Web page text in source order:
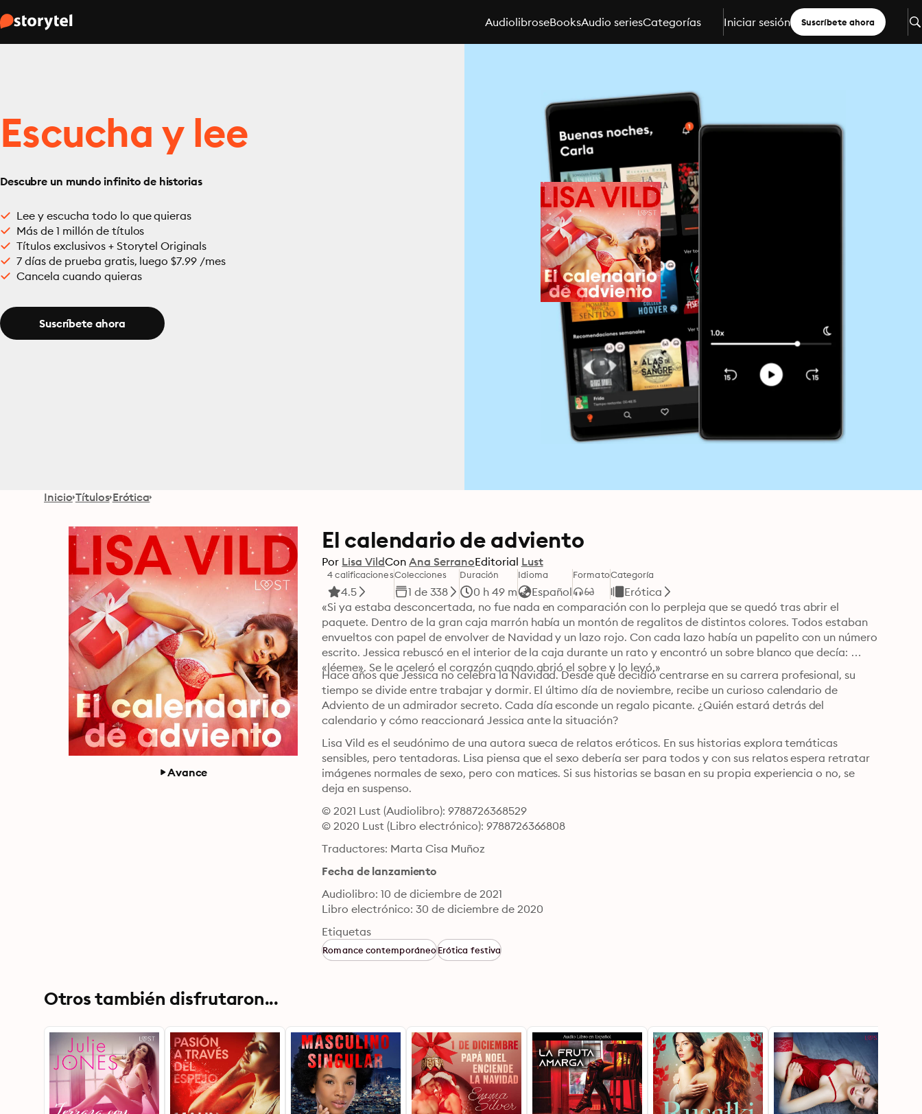
AudiolibroseBooksAudio seriesCategorías Iniciar sesión Suscríbete ahora
Escucha y lee
Descubre un mundo infinito de historias
Lee y escucha todo lo que quieras
Más de 1 millón de títulos
Títulos exclusivos + Storytel Originals
7 días de prueba gratis, luego $7.99 /mes
Cancela cuando quieras
Suscríbete ahora
Inicio Títulos Erótica
Avance
El calendario de adviento
Por Lisa VildCon Ana SerranoEditorial Lust
4 calificaciones
4.5
Colecciones
1 de 338
Duración
0 h 49 m
Idioma
Español
FormatoCategoría
Erótica
«Si ya estaba desconcertada, no fue nada en comparación con lo perpleja que se quedó tras abrir el
paquete. Dentro de la gran caja marrón había un montón de regalitos de distintos colores. Todos estaban
envueltos con papel de envolver de Navidad y un lazo rojo. Con cada lazo había un papelito con un número
escrito. Jessica rebuscó en el interior de la caja durante un rato y encontró un sobre blanco que decía:
«léeme». Se le aceleró el corazón cuando abrió el sobre y lo leyó.»
Hace años que Jessica no celebra la Navidad. Desde que decidió centrarse en su carrera profesional, su
tiempo se divide entre trabajar y dormir. El último día de noviembre, recibe un curioso calendario de
Adviento de un admirador secreto. Cada día esconde un regalo picante. ¿Quién estará detrás del
calendario y cómo reaccionará Jessica ante la situación?
Lisa Vild es el seudónimo de una autora sueca de relatos eróticos. En sus historias explora temáticas
sensibles, pero tentadoras. Lisa piensa que el sexo debería ser para todos y con sus relatos espera retratar
imágenes normales de sexo, pero con matices. Si sus historias se basan en su propia experiencia o no, se
deja en suspenso.
© 2021 Lust (Audiolibro): 9788726368529
© 2020 Lust (Libro electrónico): 9788726366808
Traductores: Marta Cisa Muñoz
Fecha de lanzamiento
Audiolibro: 10 de diciembre de 2021
Libro electrónico: 30 de diciembre de 2020
Etiquetas
Romance contemporáneoErótica festiva
Otros también disfrutaron...